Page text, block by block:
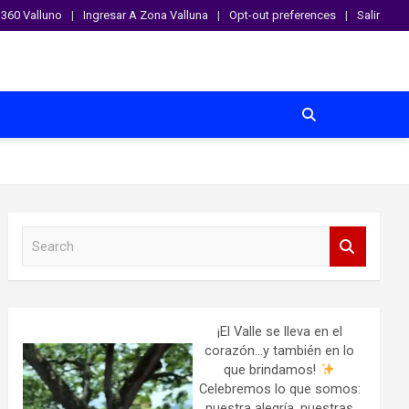
360 Valluno Ingresar A Zona Valluna Opt-out preferences Salir
¡El Valle se lleva en el
corazón…y también en lo
que brindamos!
Celebremos lo que somos: